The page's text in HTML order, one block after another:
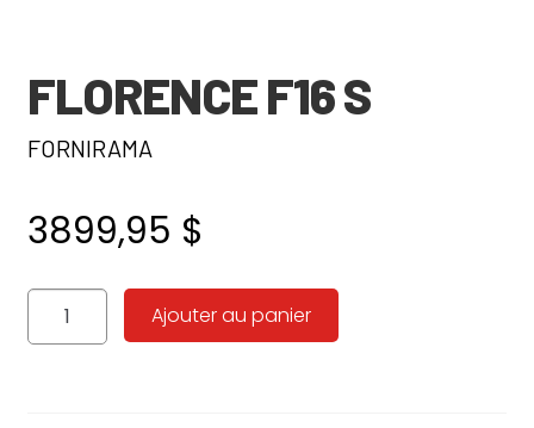
FLORENCE F16 S
FORNIRAMA
3899,95 $
quantité
Ajouter au panier